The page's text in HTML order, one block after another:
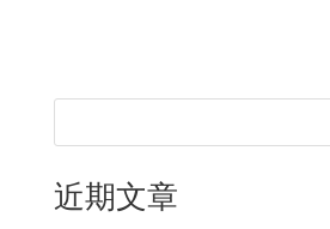
近期文章